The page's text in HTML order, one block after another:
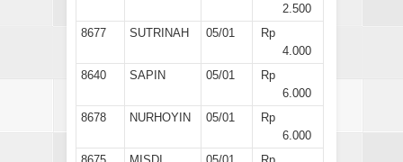
2.500
8677
SUTRINAH 05/01
Rp
4.000
8640
SAPIN 05/01
Rp
6.000
8678
NURHOYIN 05/01
Rp
6.000